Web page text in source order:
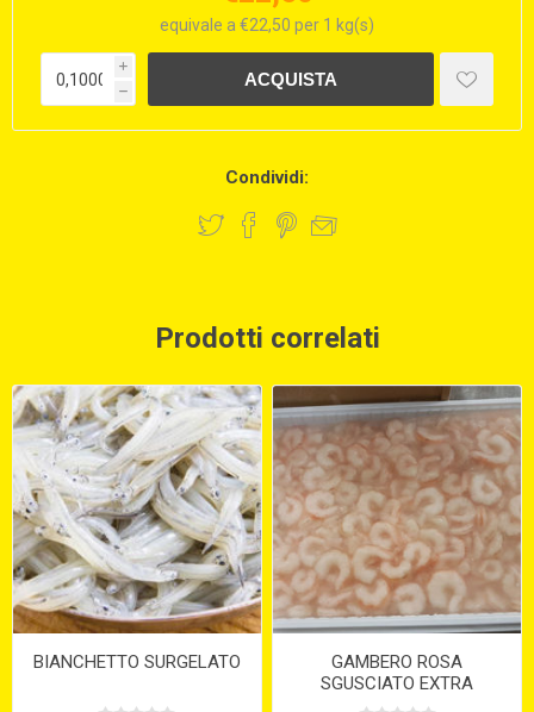
equivale a €22,50 per 1 kg(s)
i
h
Condividi:
Prodotti correlati
BIANCHETTO SURGELATO
GAMBERO ROSA
SGUSCIATO EXTRA
BLOCCO DA KG.1